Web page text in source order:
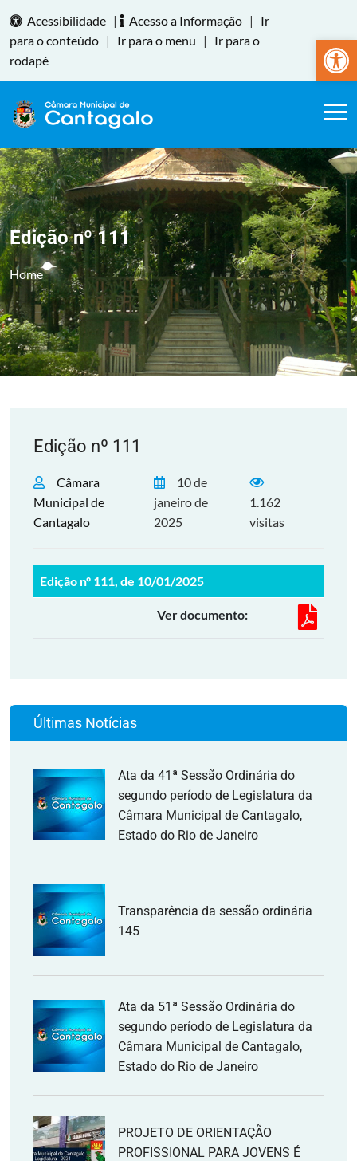
Abrir
Acessibilidade | Acesso a Informação |
Ir
para o conteúdo | Ir para o menu |
Ir para o
rodapé
Edição nº 111
Home
Edição nº 111
Câmara
Municipal de
Cantagalo
10 de
janeiro de
2025
1.162
visitas
Edição nº 111, de 10/01/2025
Ver documento:
Últimas Notícias
Ata da 41ª Sessão Ordinária do
segundo período de Legislatura da
Câmara Municipal de Cantagalo,
Estado do Rio de Janeiro
Transparência da sessão ordinária
145
Ata da 51ª Sessão Ordinária do
segundo período de Legislatura da
Câmara Municipal de Cantagalo,
Estado do Rio de Janeiro
PROJETO DE ORIENTAÇÃO
PROFISSIONAL PARA JOVENS É